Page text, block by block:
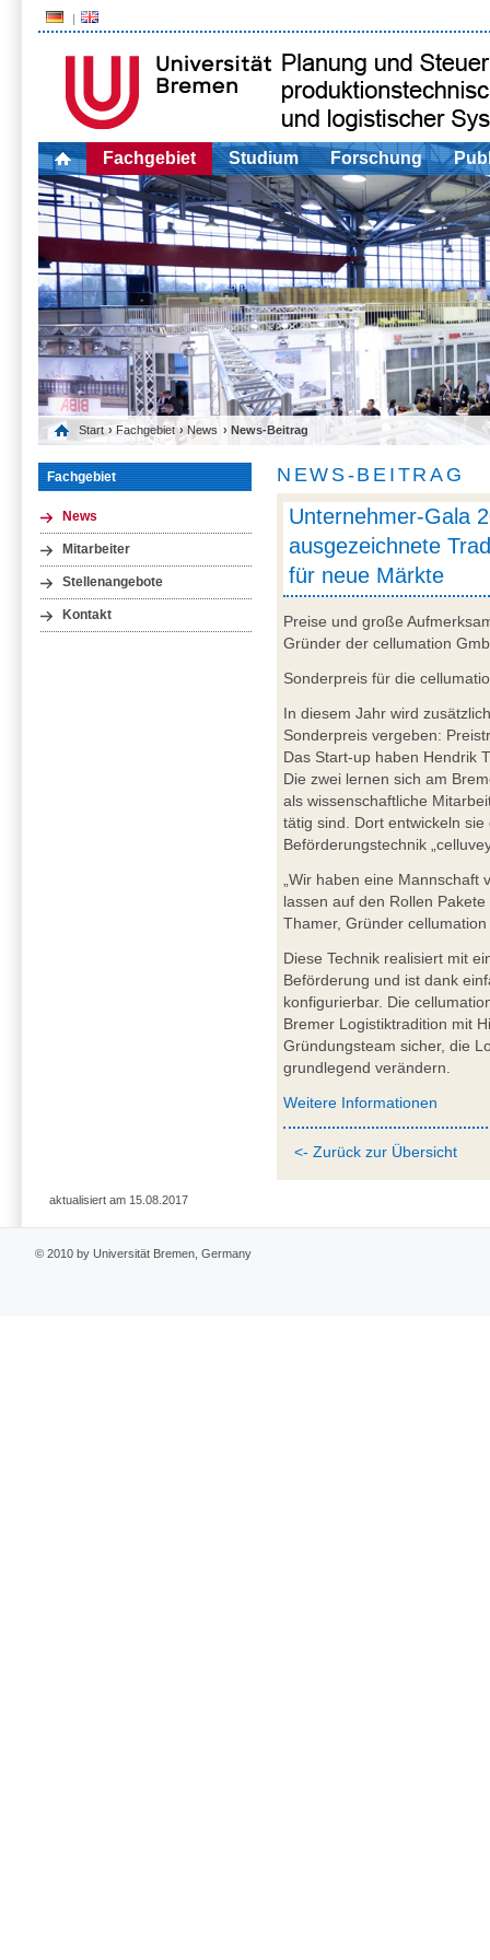
Fachgebiet Studium Forschung
Start › Fachgebiet › News › News-Beitrag
Fachgebiet
News
Mitarbeiter
Stellenangebote
Kontakt
NEWS-BEITRAG
Unternehmer-Gala
ausgezeichnete
für neue Märkte
Preise und große
Gründer der cellumation
Sonderpreis für die
In diesem Jahr wird
Sonderpreis vergeben:
Das Start-up haben Hendrik
Die zwei lernen sich am
als wissenschaftliche
tätig sind. Dort entwickeln
Beförderungstechnik
„Wir haben eine
lassen auf den Rollen
Thamer, Gründer
Diese Technik realisiert mit
Beförderung und ist dank
konfigurierbar. Die
Bremer Logistiktradition mit
Gründungsteam sicher, die
grundlegend verändern.
Weitere Informationen
<- Zurück zur Übersicht
aktualisiert am 15.08.2017
© 2010 by Universität Bremen, Germany